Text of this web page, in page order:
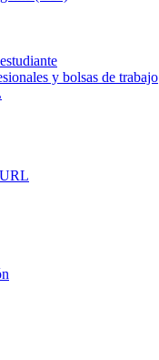
y bolsas de trabajo